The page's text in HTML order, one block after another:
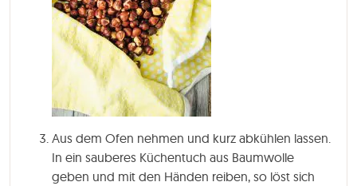
Aus dem Ofen nehmen und kurz abkühlen lassen.
In ein sauberes Küchentuch aus Baumwolle
geben und mit den Händen reiben, so löst sich